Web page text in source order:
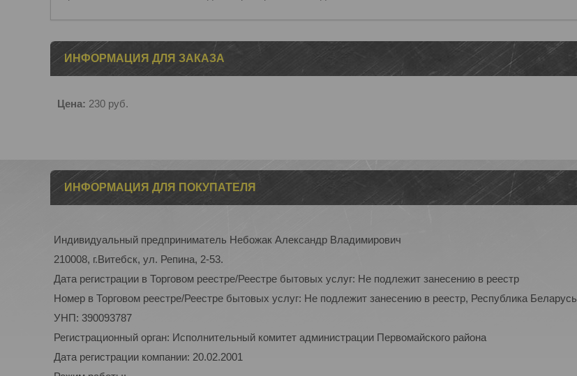
ИНФОРМАЦИЯ ДЛЯ ЗАКАЗА
Цена: 230 руб.
ИНФОРМАЦИЯ ДЛЯ ПОКУПАТЕЛЯ
Индивидуальный предприниматель Небожак Александр Владимирович
210008, г.Витебск, ул. Репина, 2-53.
Дата регистрации в Торговом реестре/Реестре бытовых услуг: Не подлежит занесению в реестр
Номер в Торговом реестре/Реестре бытовых услуг: Не подлежит занесению в реестр, Республика Беларусь
УНП: 390093787
Регистрационный орган: Исполнительный комитет администрации Первомайского района
Дата регистрации компании: 20.02.2001